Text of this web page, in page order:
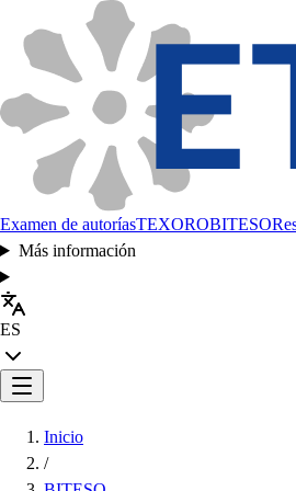
Examen de autoríasTEXOROBITESO
Más información
ES
Inicio
/